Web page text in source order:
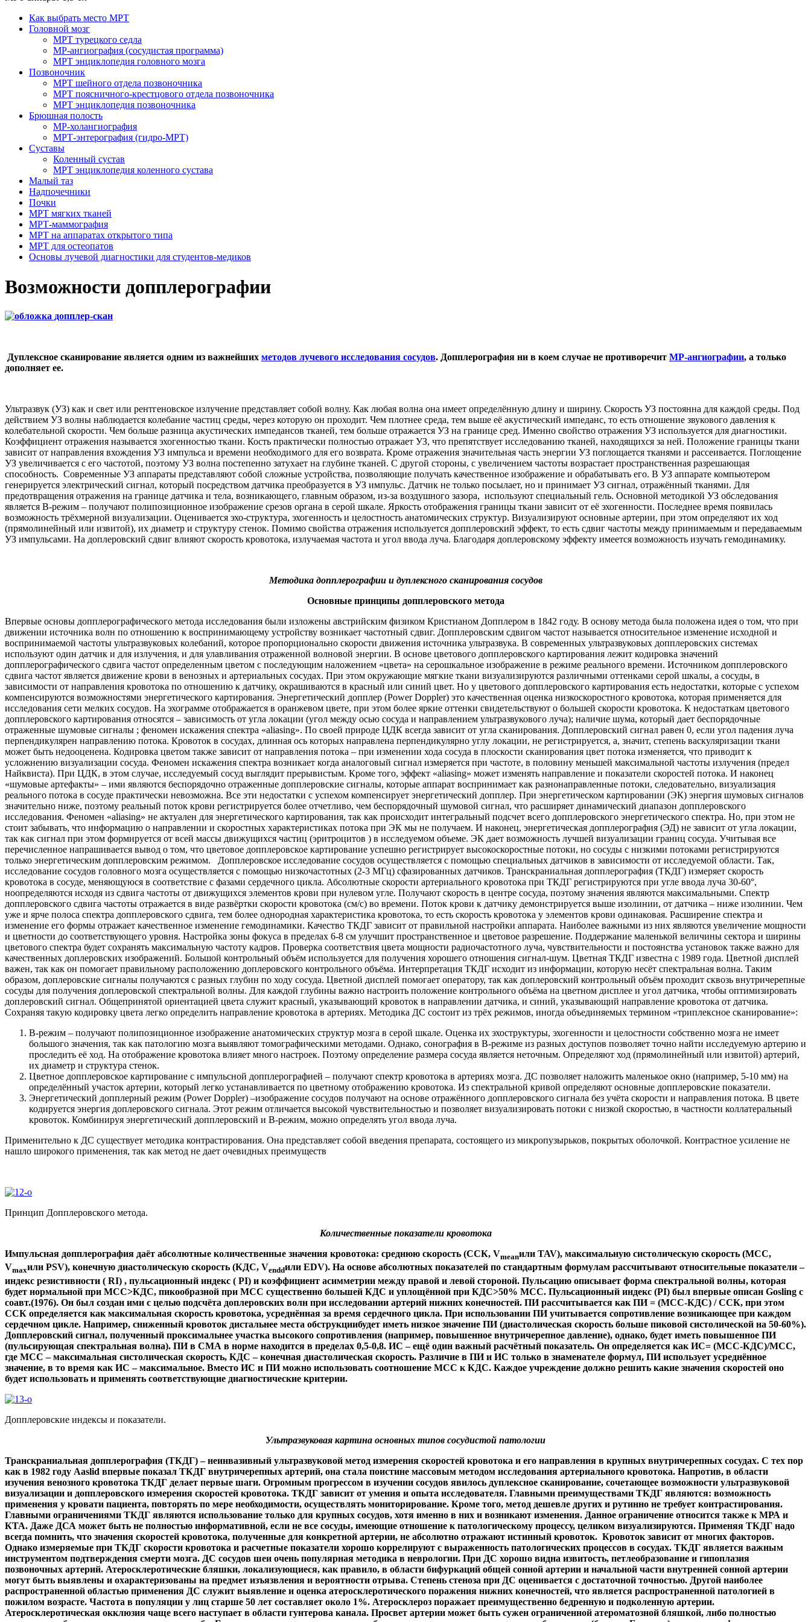
Как выбрать место МРТ
Головной мозг
МРТ турецкого седла
МР-ангиография (сосудистая программа)
МРТ энциклопедия головного мозга
Позвоночник
МРТ шейного отдела позвоночника
МРТ поясничного-крестцового отдела позвоночника
МРТ энциклопедия позвоночника
Брюшная полость
МР-холангиография
МРТ-энтерография (гидро-МРТ)
Суставы
Коленный сустав
МРТ энциклопедия коленного сустава
Малый таз
Надпочечники
Почки
МРТ мягких тканей
МРТ-маммография
МРТ на аппаратах открытого типа
МРТ для остеопатов
Основы лучевой диагностики для студентов-медиков
Возможности допплерографии
Дуплексное сканирование является одним из важнейших методов лучевого исследования сосудов. Допплерография ни в коем случае не противоречит МР-ангиографии, а только
дополняет ее.
Ультразвук (УЗ) как и свет или рентгеновское излучение представляет собой волну. Как любая волна она имеет определённую длину и ширину. Скорость УЗ постоянна для каждой среды. Под
действием УЗ волны наблюдается колебание частиц среды, через которую он проходит. Чем плотнее среда, тем выше её акустический импеданс, то есть отношение звукового давления к
колебательной скорости. Чем больше разница акустических импедансов тканей, тем больше отражается УЗ на границе сред. Именно свойство отражения УЗ используется для диагностики.
Коэффициент отражения называется эхогенностью ткани. Кость практически полностью отражает УЗ, что препятствует исследованию тканей, находящихся за ней. Положение границы ткани
зависит от направления вхождения УЗ импульса и времени необходимого для его возврата. Кроме отражения значительная часть энергии УЗ поглощается тканями и рассеивается. Поглощение
УЗ увеличивается с его частотой, поэтому УЗ волна постепенно затухает на глубине тканей. С другой стороны, с увеличением частоты возрастает пространственная разрешающая
способность. Современные УЗ аппараты представляют собой сложные устройства, позволяющие получать качественное изображение и обрабатывать его. В УЗ аппарате компьютером
генерируется электрический сигнал, который посредством датчика преобразуется в УЗ импульс. Датчик не только посылает, но и принимает УЗ сигнал, отражённый тканями. Для
предотвращения отражения на границе датчика и тела, возникающего, главным образом, из-за воздушного зазора, используют специальный гель. Основной методикой УЗ обследования
является В-режим – получают полипозиционное изображение срезов органа в серой шкале. Яркость отображения границы ткани зависит от её эхогенности. Последнее время появилась
возможность трёхмерной визуализации. Оценивается эхо-структура, эхогенность и целостность анатомических структур. Визуализируют основные артерии, при этом определяют их ход
(прямолинейный или извитой), их диаметр и структуру стенок. Помимо свойства отражения используется допплеровский эффект, то есть сдвиг частоты между принимаемым и передаваемым
УЗ импульсами. На доплеровский сдвиг влияют скорость кровотока, излучаемая частота и угол ввода луча. Благодаря доплеровскому эффекту имеется возможность изучать гемодинамику.
Методика допплерографии и дуплексного сканирования сосудов
Основные принципы допплеровского метода
Впервые основы допплерографического метода исследования были изложены австрийским физиком Кристианом Допплером в 1842 году. В основу метода была положена идея о том, что при
движении источника волн по отношению к воспринимающему устройству возникает частотный сдвиг. Допплеровским сдвигом частот называется относительное изменение исходной и
воспринимаемой частоты ультразвуковых колебаний, которое пропорционально скорости движения источника ультразвука. В современных ультразвуковых допплеровских системах
используют один датчик и для излучения, и для улавливания отраженной волновой энергии. В основе цветового допплеровского картирования лежит кодировка значений
допплерографического сдвига частот определенным цветом с последующим наложением «цвета» на серошкальное изображение в режиме реального времени. Источником допплеровского
сдвига частот является движение крови в венозных и артериальных сосудах. При этом окружающие мягкие ткани визуализируются различными оттенками серой шкалы, а сосуды, в
зависимости от направления кровотока по отношению к датчику, окрашиваются в красный или синий цвет. Но у цветового допплеровского картирования есть недостатки, которые с успехом
компенсируются возможностями энергетического картирования. Энергетический допплер (Power Doppler) это качественная оценка низкоскоростного кровотока, которая применяется для
исследования сети мелких сосудов. На эхограмме отображается в оранжевом цвете, при этом более яркие оттенки свидетельствуют о большей скорости кровотока. К недостаткам цветового
допплеровского картирования относятся – зависимость от угла локации (угол между осью сосуда и направлением ультразвукового луча); наличие шума, который дает беспорядочные
отраженные шумовые сигналы ; феномен искажения спектра «aliasing». По своей природе ЦДК всегда зависит от угла сканирования. Допплеровский сигнал равен 0, если угол падения луча
перпендикулярен направлению потока. Кровоток в сосудах, длинная ось которых направлена перпендикулярно углу локации, не регистрируется, а, значит, степень васкуляризации ткани
может быть недооценена. Кодировка цветом также зависит от направления потока – при изменении хода сосуда в плоскости сканирования цвет потока изменяется, что приводит к
усложнению визуализации сосуда. Феномен искажения спектра возникает когда аналоговый сигнал измеряется при частоте, в половину меньшей максимальной частоты излучения (предел
Найквиста). При ЦДК, в этом случае, исследуемый сосуд выглядит прерывистым. Кроме того, эффект «aliasing» может изменять направление и показатели скоростей потока. И наконец
«шумовые артефакты» – ими являются беспорядочно отраженные допплеровские сигналы, которые аппарат воспринимает как разнонаправленные потоки, следовательно, визуализация
реального потока в сосуде практически невозможна. Все эти недостатки с успехом компенсирует энергетический допплер. При энергетическом картировании (ЭК) энергия шумовых сигналов
значительно ниже, поэтому реальный поток крови регистрируется более отчетливо, чем беспорядочный шумовой сигнал, что расширяет динамический диапазон допплеровского
исследования. Феномен «aliasing» не актуален для энергетического картирования, так как происходит интегральный подсчет всего допплеровского энергетического спектра. Но, при этом не
стоит забывать, что информацию о направлении и скоростных характеристиках потока при ЭК мы не получаем. И наконец, энергетическая допплерография (ЭД) не зависит от угла локации,
так как сигнал при этом формируется от всей массы движущихся частиц (эритроцитов ) в исследуемом объеме. ЭК дает возможность лучшей визуализации границ сосуда. Учитывая все
перечисленное напрашивается вывод о том, что цветовое допплеровское картирование успешно регистрирует высокоскоростные потоки, но сосуды с низкими потоками регистрируются
только энергетическим допплеровским режимом. Допплеровское исследование сосудов осуществляется с помощью специальных датчиков в зависимости от исследуемой области. Так,
исследование сосудов головного мозга осуществляется с помощью низкочастотных (2-3 МГц) сфазированных датчиков. Транскраниальная допплерография (ТКДГ) измеряет скорость
кровотока в сосуде, меняющуюся в соответствие с фазами сердечного цикла. Абсолютные скорости артериального кровотока при ТКДГ регистрируются при угле ввода луча 30-60°,
ноопределяются исходя из сдвига частоты от движущихся элементов крови при нулевом угле. Получают скорость в центре сосуда, поэтому значения являются максимальными. Спектр
допплеровского сдвига частоты отражается в виде развёртки скорости кровотока (см/с) во времени. Поток крови к датчику демонстрируется выше изолинии, от датчика – ниже изолинии. Чем
уже и ярче полоса спектра допплеровского сдвига, тем более однородная характеристика кровотока, то есть скорость кровотока у элементов крови одинаковая. Расширение спектра и
изменение его формы отражает качественное изменение гемодинамики. Качество ТКДГ зависит от правильной настройки аппарата. Наиболее важными из них являются увеличение мощности
и цветности до соответствующего уровня. Настройка зоны фокуса в пределах 6-8 см улучшит пространственное и цветовое разрешение. Поддержание маленькой величины сектора и ширины
цветового спектра будет сохранять максимальную частоту кадров. Проверка соответствия цвета мощности радиочастотного луча, чувствительности и постоянства установок также важно для
качественных доплеровских изображений. Большой контрольный объём используется для получения хорошего отношения сигнал-шум. Цветная ТКДГ известна с 1989 года. Цветной дисплей
важен, так как он помогает правильному расположению доплеровского контрольного объёма. Интерпретация ТКДГ исходит из информации, которую несёт спектральная волна. Таким
образом, доплеровские сигналы получаются с разных глубин по ходу сосуда. Цветной дисплей помогает оператору, так как доплеровский контрольный объём проходит сквозь внутричерепные
сосуды для получения доплеровской спектральной волны. Для каждой глубины важно настроить положение контрольного объёма на цветном дисплее и угол датчика, чтобы оптимизировать
доплеровский сигнал. Общепринятой ориентацией цвета служит красный, указывающий кровоток в направлении датчика, и синий, указывающий направление кровотока от датчика.
Сохраняя такую кодировку цвета легко определить направление кровотока в артериях. Методика ДС состоит из трёх режимов, иногда объединяемых термином «триплексное сканирование»:
В-режим – получают полипозиционное изображение анатомических структур мозга в серой шкале. Оценка их эхоструктуры, эхогенности и целостности собственно мозга не имеет
большого значения, так как патологию мозга выявляют томографическими методами. Однако, сонография в В-режиме из разных доступов позволяет точно найти исследуемую артерию и
проследить её ход. На отображение кровотока влияет много настроек. Поэтому определение размера сосуда является неточным. Определяют ход (прямолинейный или извитой) артерий,
их диаметр и структура стенок.
Цветное допплеровское картирование с импульсной допплерографией – получают спектр кровотока в артериях мозга. ДС позволяет наложить маленькое окно (например, 5-10 мм) на
определённый участок артерии, который легко устанавливается по цветному отображению кровотока. Из спектральной кривой определяют основные допплеровские показатели.
Энергетический допплерный режим (Power Doppler) –изображение сосудов получают на основе отражённого допплеровского сигнала без учёта скорости и направления потока. В цвете
кодируется энергия доплеровского сигнала. Этот режим отличается высокой чувствительностью и позволяет визуализировать потоки с низкой скоростью, в частности коллатеральный
кровоток. Комбинируя энергетический допплеровский и В-режим, можно определять угол ввода луча.
Применительно к ДС существует методика контрастирования. Она представляет собой введения препарата, состоящего из микропузырьков, покрытых оболочкой. Контрастное усиление не
нашло широкого применения, так как метод не дает очевидных преимуществ
Принцип Допплеровского метода.
Количественные показатели кровотока
Импульсная допплерография даёт абсолютные количественные значения кровотока: среднюю скорость (ССК, Vmeanили TAV), максимальную систолическую скорость (МСС,
Vmaxили PSV), конечную диастолическую скорость (КДС, Venddили EDV). На основе абсолютных показателей по стандартным формулам рассчитывают относительные показатели –
индекс резистивности ( RI) , пульсационный индекс ( PI) и коэффициент асимметрии между правой и левой стороной. Пульсацию описывает форма спектральной волны, которая
будет нормальной при МСС>КДС, пикообразной при МСС существенно большей КДС и уплощённой при КДС>50% МСС. Пульсационный индекс (PI) был впервые описан Gosling с
соавт.(1976). Он был создан ими с целью подсчёта доплеровских волн при исследовании артерий нижних конечностей. ПИ рассчитывается как ПИ = (МСС-КДС) / ССК, при этом
ССК определяется как максимальная скорость кровотока, усреднённая за время сердечного цикла. При использовании ПИ учитывается сопротивление возникающее при каждом
сердечном цикле. Например, сниженный кровоток дистальнее места обструкциибудет иметь низкое значение ПИ (диастолическая скорость больше пиковой систолической на 50-60%).
Допплеровский сигнал, полученный проксимальнее участка высокого сопротивления (например, повышенное внутричерепное давление), однако, будет иметь повышенное ПИ
(пульсирующая спектральная волна). ПИ в СМА в норме находится в пределах 0,5-0,8. ИС – ещё один важный расчётный показатель. Он определяется как ИС= (МСС-КДС)/МСС,
где МСС – максимальная систолическая скорость, КДС – конечная диастолическая скорость. Различие в ПИ и ИС только в знаменателе формул, ПИ использует усреднённое
значение, в то время как ИС – максимальное. Вместо ИС и ПИ можно использовать соотношение МСС к КДС. Каждое учреждение должно решить какие значения скоростей оно
будет использовать и применять соответствующие диагностические критерии.
Допплеровские индексы и показатели.
Ультразвуковая картина основных типов сосудистой патологии
Транскраниальная допплерография (ТКДГ) – неинвазивный ультразвуковой метод измерения скоростей кровотока и его направления в крупных внутричерепных сосудах. С тех пор
как в 1982 году Aaslid впервые показал ТКДГ внутричерепных артерий, она стала поистине массовым методом исследования артериального кровотока. Напротив, в области
изучения венозного кровотока ТКДГ делает первые шаги. Огромным прогрессом в изучении сосудов явилось дуплексное сканирование, сочетающее возможности ультразвуковой
визуализации и допплеровского измерения скоростей кровотока. ТКДГ зависит от умения и опыта исследователя. Главными преимуществами ТКДГ являются: возможность
применения у кровати пациента, повторять по мере необходимости, осуществлять мониторирование. Кроме того, метод дешевле других и рутинно не требует контрастирования.
Главными ограничениями ТКДГ являются использование только для крупных сосудов, хотя именно в них и возникают изменения. Данное ограничение относится также к МРА и
КТА. Даже ДСА может быть не полностью информативной, если не все сосуды, имеющие отношение к патологическому процессу, целиком визуализируются. Применяя ТКДГ надо
всегда помнить, что значения скоростей кровотока, полученные для конкретной артерии, не абсолютно отражают истинный кровоток. Кровоток зависит от многих факторов.
Однако измеряемые при ТКДГ скорости кровотока и расчетные показатели хорошо коррелируют с выраженность патологических процессов в сосудах. ТКДГ является важным
инструментом подтверждения смерти мозга. ДС сосудов шеи очень популярная методика в неврологии. При ДС хорошо видна извитость, петлеобразование и гипоплазия
позвоночных артерий. Атеросклеротические бляшки, локализующиеся, как правило, в области бифуркаций общей сонной артерии и начальной части внутренней сонной артерии
могут быть выявлены и охарактеризованы на предмет изъязвления и вероятности отрыва. Степень стеноза при ДС оценивается с достаточной точностью. Другой наиболее
распространенной областью применения ДС служит выявление и оценка атеросклеротического поражения нижних конечностей, что является распространенной патологией в
пожилом возрасте. Частота в популяции у лиц старше 50 лет составляет около 1%. Атеросклероз поражает преимущественно бедренную и подколен­ную артерии.
Атеросклеротическая окклюзия чаще всего наступает в области гунтерова канала. Просвет артерии может быть сужен ограниченной атероматозной бляшкой, либо полностью